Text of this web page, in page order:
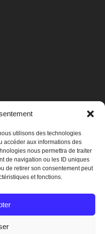
utilisons des technologies
accéder aux informations des
nous permettra de traiter
de navigation ou les ID uniques
de retirer son consentement peut
et fonctions.